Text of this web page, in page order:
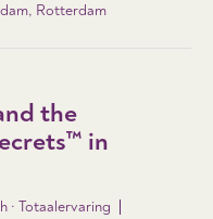
Rotterdam
the
in
· Totaalervaring